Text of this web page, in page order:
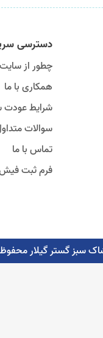
دسترسی
چطور از
همکاری با ما
شرایط
سوالات
تماس با ما
فرم ثبت فیش